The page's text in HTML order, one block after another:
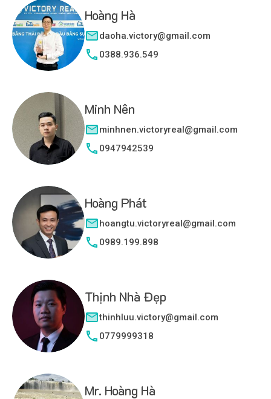
Hoàng Hà
daoha.victory@gmail.com
0388.936.549
Minh Nên
minhnen.victoryreal@gmail.com
0947942539
Hoàng Phát
hoangtu.victoryreal@gmail.com
0989.199.898
Thịnh Nhà Đẹp
thinhluu.victory@gmail.com
0779999318
Mr. Hoàng Hà